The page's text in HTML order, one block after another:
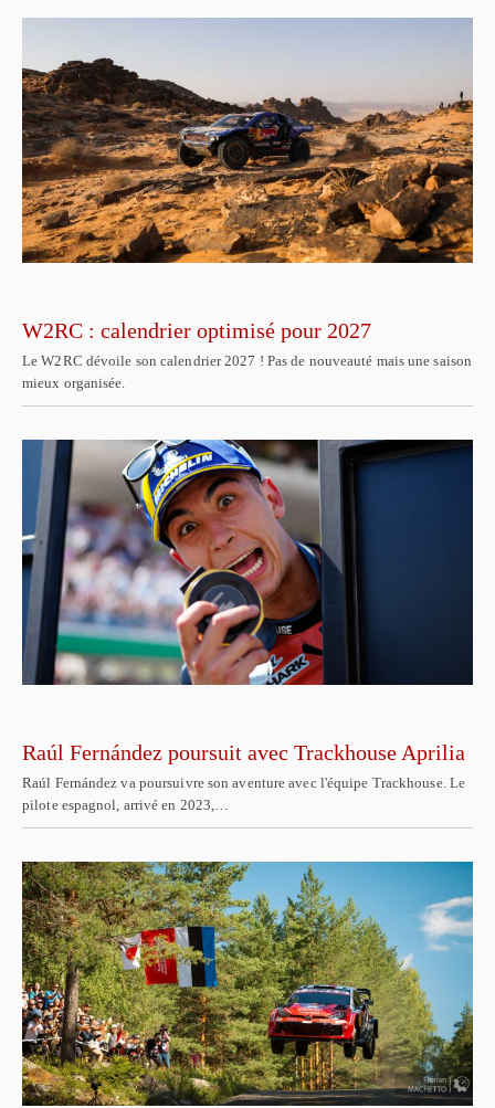
W2RC : calendrier optimisé pour 2027
Le W2RC dévoile son calendrier 2027 ! Pas de nouveauté mais une saison
mieux organisée.
Raúl Fernández poursuit avec Trackhouse Aprilia
Raúl Fernández va poursuivre son aventure avec l'équipe Trackhouse. Le
pilote espagnol, arrivé en 2023,…